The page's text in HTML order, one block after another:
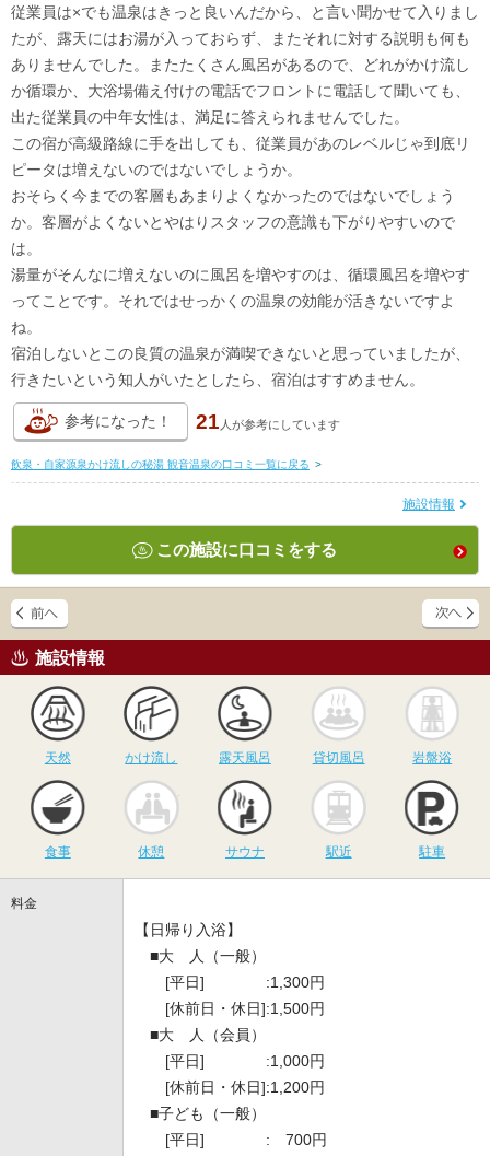
従業員は×でも温泉はきっと良いんだから、と言い聞かせて入りまし
たが、露天にはお湯が入っておらず、またそれに対する説明も何も
ありませんでした。またたくさん風呂があるので、どれがかけ流し
か循環か、大浴場備え付けの電話でフロントに電話して聞いても、
出た従業員の中年女性は、満足に答えられませんでした。
この宿が高級路線に手を出しても、従業員があのレベルじゃ到底リ
ピータは増えないのではないでしょうか。
おそらく今までの客層もあまりよくなかったのではないでしょう
か。客層がよくないとやはりスタッフの意識も下がりやすいので
は。
湯量がそんなに増えないのに風呂を増やすのは、循環風呂を増やす
ってことです。それではせっかくの温泉の効能が活きないですよ
ね。
宿泊しないとこの良質の温泉が満喫できないと思っていましたが、
行きたいという知人がいたとしたら、宿泊はすすめません。
参考になった！ 21 人が参考にしています
飲泉・自家源泉かけ流しの秘湯 観音温泉の口コミ一覧に戻る >
施設情報
この施設に口コミをする
施設情報
天然
かけ流し
かけ流し
露天風呂
露天風呂
貸切風呂
貸切風呂 岩盤浴
食事 休憩
サウナ
サウナ 駅近 駐車
料金
【日帰り入浴】
■大 人（一般）
[平日] :1,300円
[休前日・休日]:1,500円
■大 人（会員）
[平日] :1,000円
[休前日・休日]:1,200円
■子ども（一般）
[平日] : 700円